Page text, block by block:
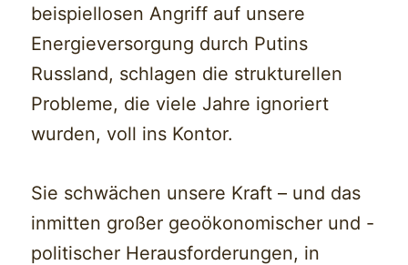
beispiellosen Angriff auf unsere
Energieversorgung durch Putins
Russland, schlagen die strukturellen
Probleme, die viele Jahre ignoriert
wurden, voll ins Kontor.
Sie schwächen unsere Kraft – und das
inmitten großer geoökonomischer und -
politischer Herausforderungen, in